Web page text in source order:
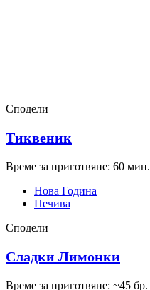
Сподели
Тиквеник
Време за приготвяне: 60 мин.
Нова Година
Печива
Сподели
Сладки Лимонки
Време за приготвяне: ~45 бр.